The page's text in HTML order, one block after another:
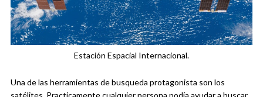
Estación Espacial Internacional.
Una de las herramientas de busqueda protagonista son los
satélites. Practicamente cualquier persona podía ayudar a buscar